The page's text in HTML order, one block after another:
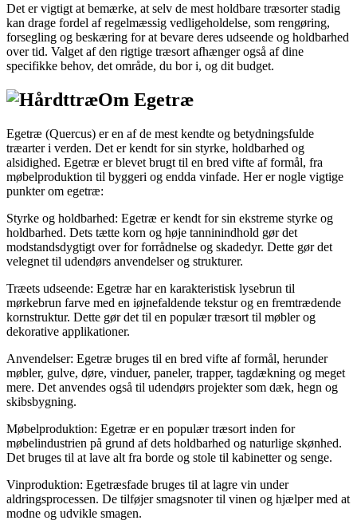
Det er vigtigt at bemærke, at selv de mest holdbare træsorter stadig
kan drage fordel af regelmæssig vedligeholdelse, som rengøring,
forsegling og beskæring for at bevare deres udseende og holdbarhed
over tid. Valget af den rigtige træsort afhænger også af dine
specifikke behov, det område, du bor i, og dit budget.
Om Egetræ
Egetræ (Quercus) er en af de mest kendte og betydningsfulde
træarter i verden. Det er kendt for sin styrke, holdbarhed og
alsidighed. Egetræ er blevet brugt til en bred vifte af formål, fra
møbelproduktion til byggeri og endda vinfade. Her er nogle vigtige
punkter om egetræ:
Styrke og holdbarhed: Egetræ er kendt for sin ekstreme styrke og
holdbarhed. Dets tætte korn og høje tanninindhold gør det
modstandsdygtigt over for forrådnelse og skadedyr. Dette gør det
velegnet til udendørs anvendelser og strukturer.
Træets udseende: Egetræ har en karakteristisk lysebrun til
mørkebrun farve med en iøjnefaldende tekstur og en fremtrædende
kornstruktur. Dette gør det til en populær træsort til møbler og
dekorative applikationer.
Anvendelser: Egetræ bruges til en bred vifte af formål, herunder
møbler, gulve, døre, vinduer, paneler, trapper, tagdækning og meget
mere. Det anvendes også til udendørs projekter som dæk, hegn og
skibsbygning.
Møbelproduktion: Egetræ er en populær træsort inden for
møbelindustrien på grund af dets holdbarhed og naturlige skønhed.
Det bruges til at lave alt fra borde og stole til kabinetter og senge.
Vinproduktion: Egetræsfade bruges til at lagre vin under
aldringsprocessen. De tilføjer smagsnoter til vinen og hjælper med at
modne og udvikle smagen.